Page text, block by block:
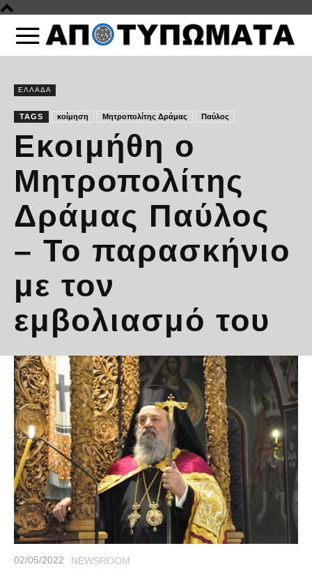
ΕΛΛΑΔΑ
TAGS κοίμηση Μητροπολίτης Δράμας Παύλος
Εκοιμήθη ο
Μητροπολίτης
Δράμας Παύλος
– Το παρασκήνιο
με τον
εμβολιασμό του
02/05/2022 NEWSROOM